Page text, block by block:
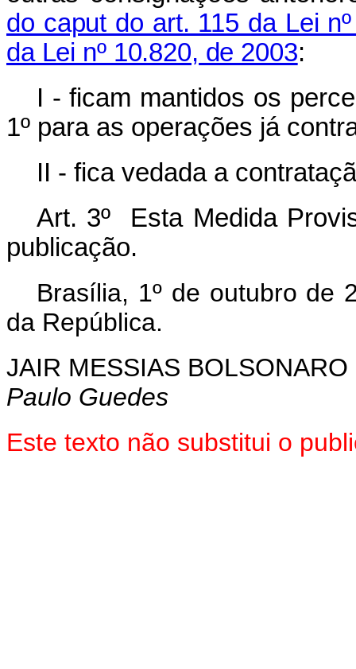
do caput do art. 115 da Lei
da Lei nº 10.820, de 2003:
I - ficam mantidos os
1º para as operações já
II - fica vedada a
Art. 3º Esta Medida
publicação.
Brasília, 1º de outubro de
da República.
JAIR MESSIAS BOLSONARO
Paulo Guedes
Este texto não substitui o